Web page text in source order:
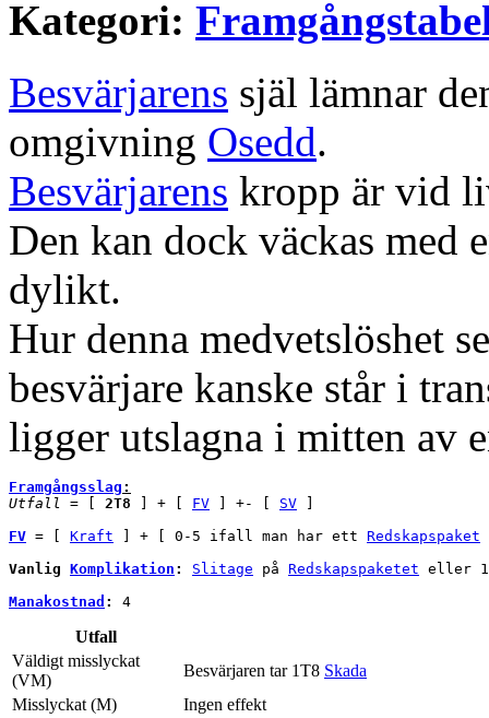
Kategori:
Besvärjarens själ lämnar
omgivning Osedd.
Besvärjarens kropp är vid
Den kan dock väckas med
dylikt.
Hur denna medvetslöshet
besvärjare kanske står i
ligger utslagna i mitten av
Framgångsslag :
Utfall = [ 2T8 ] + [ FV ] +- [ SV
FV = [ Kraft ] + [ 0-5 ifall man har ett Redskapspaket
Vanlig Komplikation : Slitage på Redskapspaketet eller
Manakostnad :
Utfall
Väldigt misslyckat
(VM)
Besvärjaren tar 1T8 Skada
Misslyckat (M)
Ingen effekt